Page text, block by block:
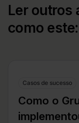
Ler outros
como este:
Casos de sucesso
Como o